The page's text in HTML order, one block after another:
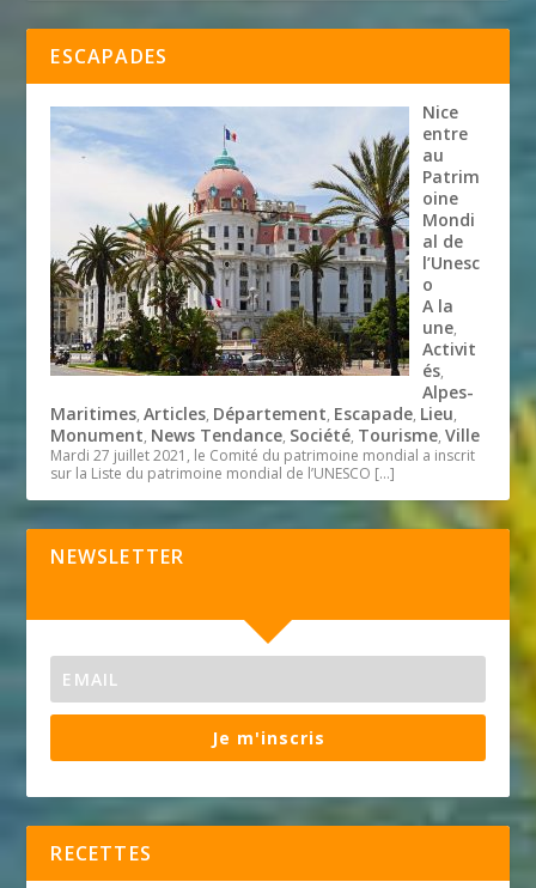
ESCAPADES
Nice
entre
au
Patrim
oine
Mondi
al de
l’Unesc
o
A la
une,
Activit
és,
Alpes-
Maritimes,Articles, Département, Escapade, Lieu,
Monument, News Tendance, Société, Tourisme,Ville
Mardi 27 juillet 2021, le Comité du patrimoine mondial a inscrit
sur la Liste du patrimoine mondial de l’UNESCO […]
NEWSLETTER
Je m'inscris
RECETTES